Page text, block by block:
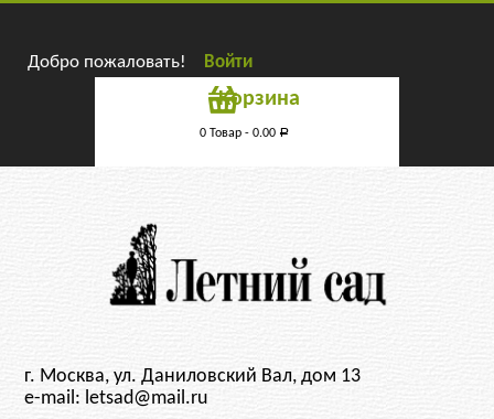
Добро пожаловать! Войти
Корзина
0 Товар - 0.00 Р
г. Москва, ул. Даниловский Вал, дом 13
e-mail: letsad@mail.ru